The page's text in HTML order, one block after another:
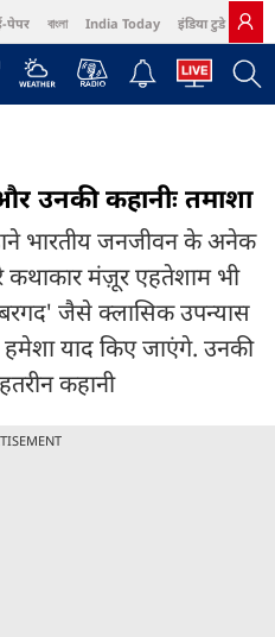
पेपर বাংলা India Today इंडिया टुडे हिंदी
Harper's Bazaar Northeast
उनकी कहानीः तमाशा
भारतीय जनजीवन के अनेक
मंज़ूर एहतेशाम भी
जैसे क्लासिक उपन्यास
याद किए जाएंगे. उनकी
कहानी